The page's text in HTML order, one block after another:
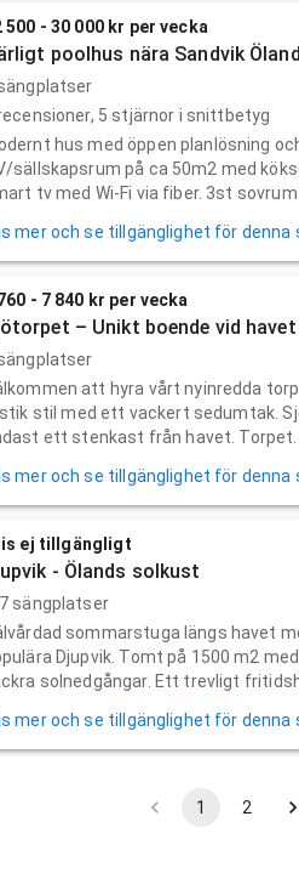
500 - 30 000 kr per vecka
poolhus nära Sandvik Öland
5 stjärnor i snittbetyg
hus med öppen planlösning
sällskapsrum på ca 50m2 med
tv med Wi-Fi via fiber. 3st sovrum
mer och se tillgänglighet för
- 7 840 kr per vecka
– Unikt boende vid
att hyra vårt nyinredda
stil med ett vackert sedumtak.
ett stenkast från havet. Torpet...
mer och se tillgänglighet för
ej tillgängligt
- Ölands solkust
sängplatser
sommarstuga längs havet
Djupvik. Tomt på 1500 m2
solnedgångar. Ett trevligt
mer och se tillgänglighet för
1 2